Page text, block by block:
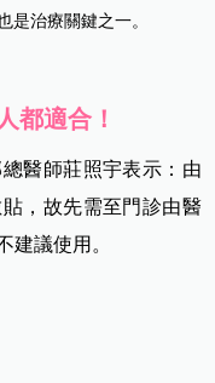
是治療關鍵之一。
都適合！
醫師莊照宇表示：由
，故先需至門診由醫
建議使用。